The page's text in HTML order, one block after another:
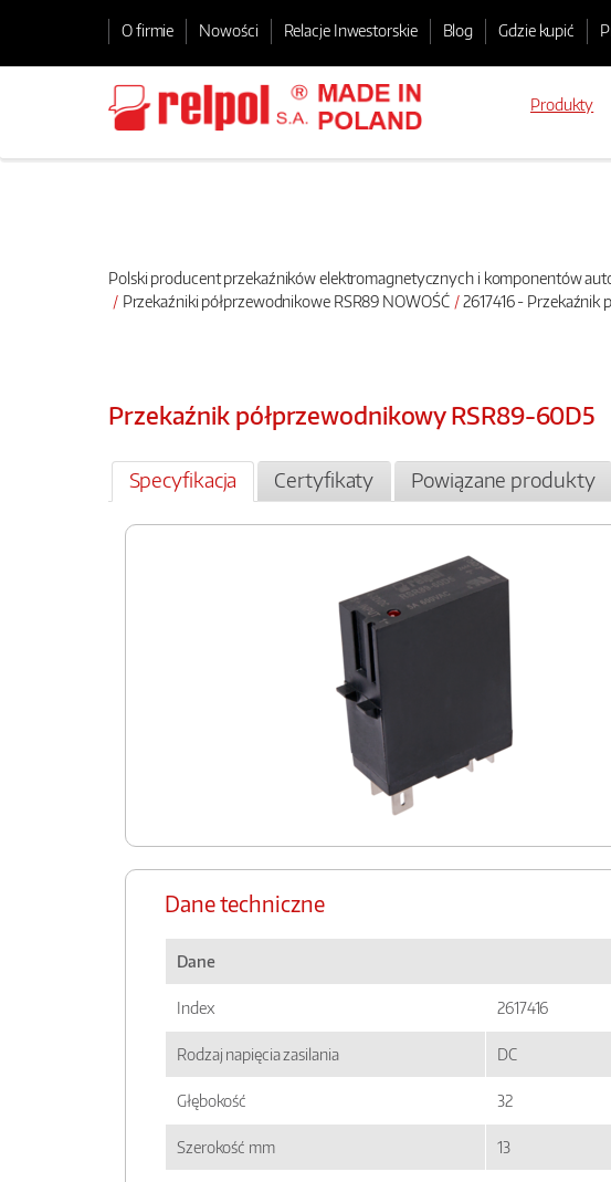
O firmie Nowości Relacje Inwestorskie Blog Gdzie kupić
Produkty
Polski producent przekaźników elektromagnetycznych i komponentów
Przekaźniki półprzewodnikowe RSR89 NOWOŚĆ
2617416 -
Przekaźnik półprzewodnikowy RSR89-60D5
Specyfikacja Certyfikaty Powiązane produkty
Dane techniczne
Dane
Index 2617416
Rodzaj napięcia zasilania DC
Głębokość 32
Szerokość mm 13